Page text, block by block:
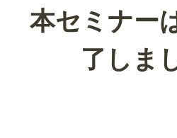
本セミナー
了しま